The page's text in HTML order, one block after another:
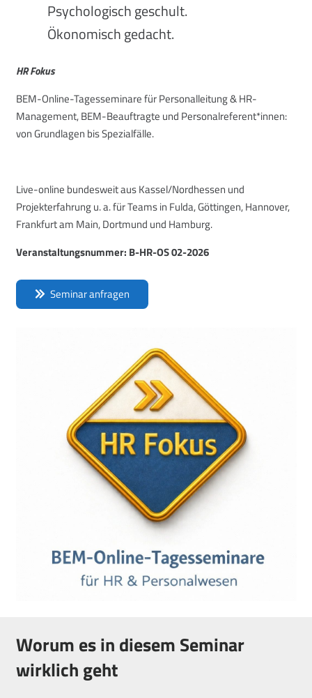
Psychologisch geschult.
Ökonomisch gedacht.
HR Fokus
BEM-Online-Tagesseminare für Personalleitung & HR-
Management, BEM-Beauftragte und Personalreferent*innen:
von Grundlagen bis Spezialfälle.
Live-online bundesweit aus Kassel/Nordhessen und
Projekterfahrung u. a. für Teams in Fulda, Göttingen, Hannover,
Frankfurt am Main, Dortmund und Hamburg.
Veranstaltungsnummer: B-HR-OS 02-2026
Seminar anfragen
Worum es in diesem Seminar
wirklich geht